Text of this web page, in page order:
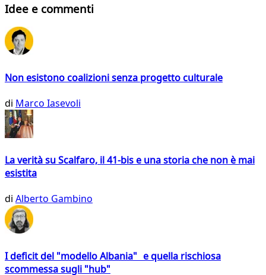
Idee e commenti
Non esistono coalizioni senza progetto culturale
di Marco Iasevoli
La verità su Scalfaro, il 41-bis e una storia che non è mai
esistita
di Alberto Gambino
I deficit del "modello Albania" e quella rischiosa
scommessa sugli "hub"